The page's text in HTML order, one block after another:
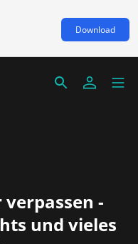
Download
-
und vieles